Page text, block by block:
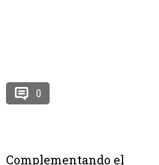
0
Complementando el